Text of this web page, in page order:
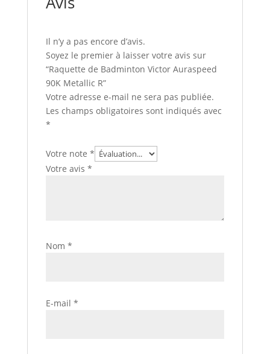
Il n’y a pas encore d’avis.
Soyez le premier à laisser votre avis sur
“Raquette de Badminton Victor Auraspeed
90K Metallic R”
Votre adresse e-mail ne sera pas publiée.
Les champs obligatoires sont indiqués avec
*
Votre note *
Votre avis *
Nom *
E-mail *